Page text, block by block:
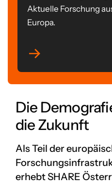
Aktuelle Forschung
Europa.
Die
die Zukunft
Als Teil der
erhebt SHARE